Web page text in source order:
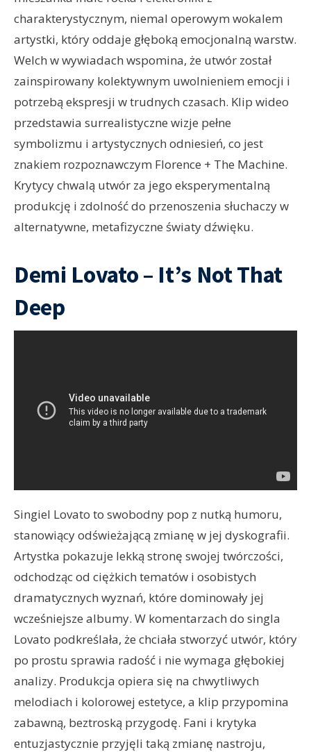
charakterystycznym, niemal operowym wokalem
artystki, który oddaje głęboką emocjonalną warstw.
Welch w wywiadach wspomina, że utwór został
zainspirowany kolektywnym uwolnieniem emocji i
potrzebą ekspresji w trudnych czasach. Klip wideo
przedstawia surrealistyczne wizje pełne
symbolizmu i artystycznych odniesień, co jest
znakiem rozpoznawczym Florence + The Machine.
Krytycy chwalą utwór za jego eksperymentalną
produkcję i zdolność do przenoszenia słuchaczy w
alternatywne, metafizyczne światy dźwięku.
Demi Lovato – It’s Not That
Deep
Singiel Lovato to swobodny pop z nutką humoru,
stanowiący odświeżającą zmianę w jej dyskografii.
Artystka pokazuje lekką stronę swojej twórczości,
odchodząc od ciężkich tematów i osobistych
dramatycznych wyznań, które dominowały jej
wcześniejsze albumy. W komentarzach do singla
Lovato podkreślała, że chciała stworzyć utwór, który
po prostu sprawia radość i nie wymaga głębokiej
analizy. Produkcja opiera się na chwytliwych
melodiach i kolorowej estetyce, a klip przypomina
zabawną, beztroską przygodę. Fani i krytyka
entuzjastycznie przyjęli taką zmianę nastroju,